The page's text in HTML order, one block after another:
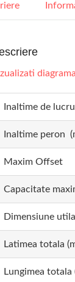
diagrama
Inaltime de
Inaltime peron
Maxim Offset
Capacitate
Dimensiune
Latimea totala
Lungimea totala